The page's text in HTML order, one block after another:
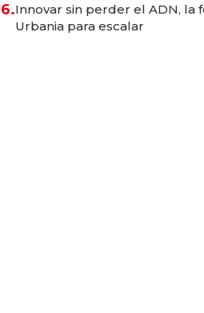
6.Innovar sin perder el ADN, la
Urbania para escalar